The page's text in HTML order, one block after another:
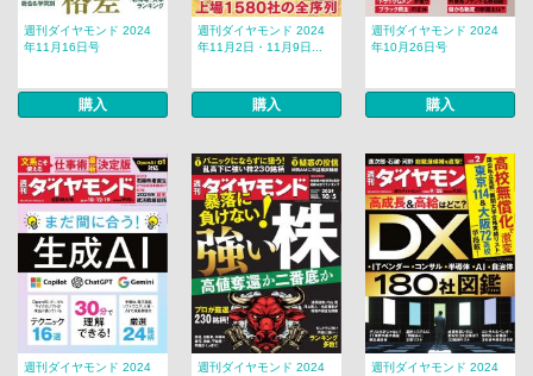
週刊ダイヤモンド 2024
年11月16日号
購入
週刊ダイヤモンド 2024
年11月2日・11月9日...
購入
週刊ダイヤモンド 2024
年10月26日号
購入
週刊ダイヤモンド 2024
週刊ダイヤモンド 2024
週刊ダイヤモンド 2024